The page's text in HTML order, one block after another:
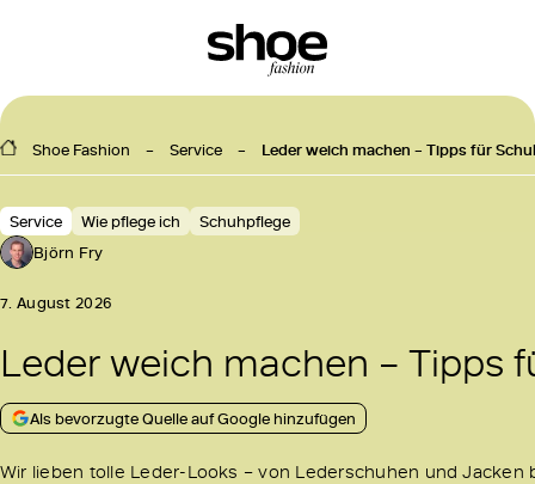
Shoe Fashion Service Leder weich machen – Tipps für
Service Wie pflege ich
Schuhpflege
Björn Fry
7. August 2026
Leder weich machen – Tipps
Als bevorzugte Quelle auf Google hinzufügen
Wir lieben tolle Leder-Looks – von Lederschuhen und